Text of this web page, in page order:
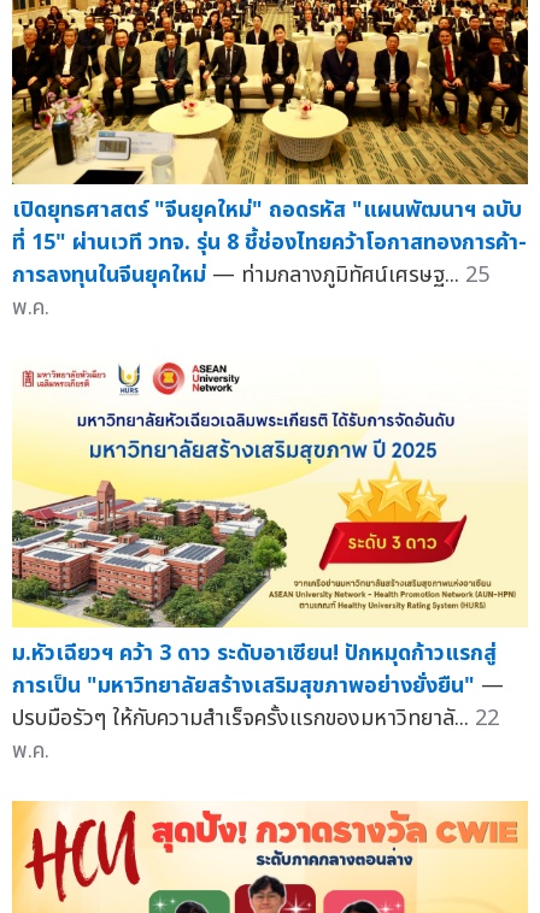
เปิดยุทธศาสตร์ "จีนยุคใหม่" ถอดรหัส "แผนพัฒนาฯ ฉบับ
ที่ 15" ผ่านเวที วทจ. รุ่น 8 ชี้ช่องไทยคว้าโอกาสทองการค้า-
การลงทุนในจีนยุคใหม่ — ท่ามกลางภูมิทัศน์เศรษฐ... 25
พ.ค.
ม.หัวเฉียวฯ คว้า 3 ดาว ระดับอาเซียน! ปักหมุดก้าวแรกสู่
การเป็น "มหาวิทยาลัยสร้างเสริมสุขภาพอย่างยั่งยืน" —
ปรบมือรัวๆ ให้กับความสำเร็จครั้งแรกของมหาวิทยาลั... 22
พ.ค.